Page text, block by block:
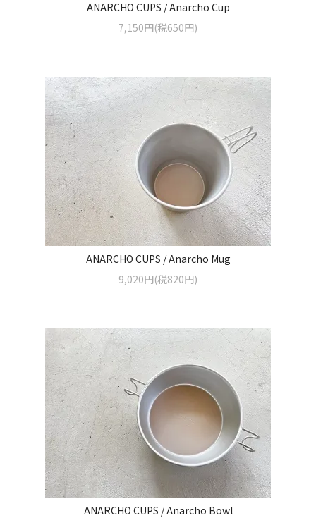
ANARCHO CUPS / Anarcho Cup
7,150円(税650円)
ANARCHO CUPS / Anarcho Mug
9,020円(税820円)
ANARCHO CUPS / Anarcho Bowl